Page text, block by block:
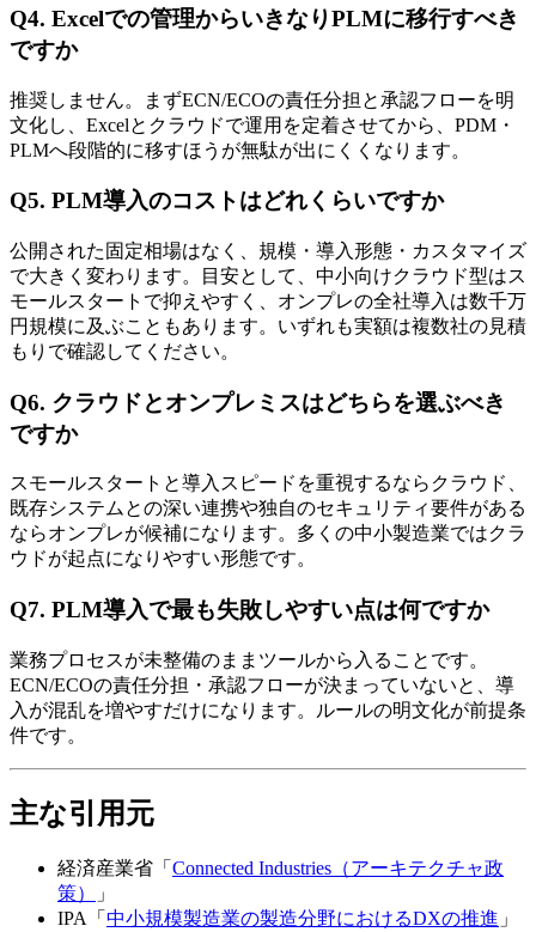
Q4. Excelでの管理からいきなりPLMに移行すべき
ですか
推奨しません。まずECN/ECOの責任分担と承認フローを明
文化し、Excelとクラウドで運用を定着させてから、PDM・
PLMへ段階的に移すほうが無駄が出にくくなります。
Q5. PLM導入のコストはどれくらいですか
公開された固定相場はなく、規模・導入形態・カスタマイズ
で大きく変わります。目安として、中小向けクラウド型はス
モールスタートで抑えやすく、オンプレの全社導入は数千万
円規模に及ぶこともあります。いずれも実額は複数社の見積
もりで確認してください。
Q6. クラウドとオンプレミスはどちらを選ぶべき
ですか
スモールスタートと導入スピードを重視するならクラウド、
既存システムとの深い連携や独自のセキュリティ要件がある
ならオンプレが候補になります。多くの中小製造業ではクラ
ウドが起点になりやすい形態です。
Q7. PLM導入で最も失敗しやすい点は何ですか
業務プロセスが未整備のままツールから入ることです。
ECN/ECOの責任分担・承認フローが決まっていないと、導
入が混乱を増やすだけになります。ルールの明文化が前提条
件です。
主な引用元
経済産業省「 Connected Industries（アーキテクチャ政
策）
」
IPA「 中小規模製造業の製造分野におけるDXの推進 」